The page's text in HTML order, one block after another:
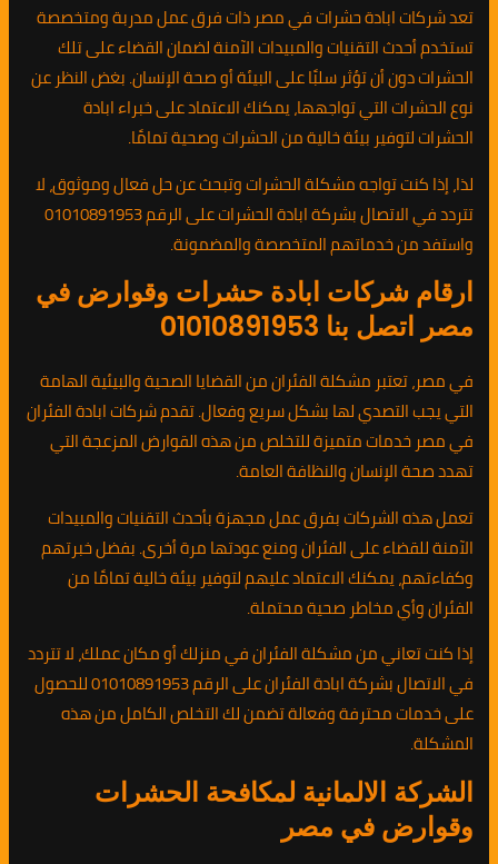
تعد شركات ابادة حشرات في مصر ذات فرق عمل مدربة ومتخصصة
تستخدم أحدث التقنيات والمبيدات الآمنة لضمان القضاء على تلك
الحشرات دون أن تؤثر سلبًا على البيئة أو صحة الإنسان. بغض النظر عن
نوع الحشرات التي تواجهها، يمكنك الاعتماد على خبراء ابادة
الحشرات لتوفير بيئة خالية من الحشرات وصحية تمامًا.
لذا، إذا كنت تواجه مشكلة الحشرات وتبحث عن حل فعال وموثوق، لا
تتردد في الاتصال بشركة ابادة الحشرات على الرقم 01010891953
واستفد من خدماتهم المتخصصة والمضمونة.
ارقام شركات ابادة حشرات وقوارض في
مصر اتصل بنا 01010891953
في مصر، تعتبر مشكلة الفئران من القضايا الصحية والبيئية الهامة
التي يجب التصدي لها بشكل سريع وفعال. تقدم شركات ابادة الفئران
في مصر خدمات متميزة للتخلص من هذه القوارض المزعجة التي
تهدد صحة الإنسان والنظافة العامة.
تعمل هذه الشركات بفرق عمل مجهزة بأحدث التقنيات والمبيدات
الآمنة للقضاء على الفئران ومنع عودتها مرة أخرى. بفضل خبرتهم
وكفاءتهم، يمكنك الاعتماد عليهم لتوفير بيئة خالية تمامًا من
الفئران وأي مخاطر صحية محتملة.
إذا كنت تعاني من مشكلة الفئران في منزلك أو مكان عملك، لا تتردد
في الاتصال بشركة ابادة الفئران على الرقم 01010891953 للحصول
على خدمات محترفة وفعالة تضمن لك التخلص الكامل من هذه
المشكلة.
الشركة الالمانية لمكافحة الحشرات
وقوارض في مصر